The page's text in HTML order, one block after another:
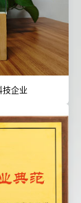
企业